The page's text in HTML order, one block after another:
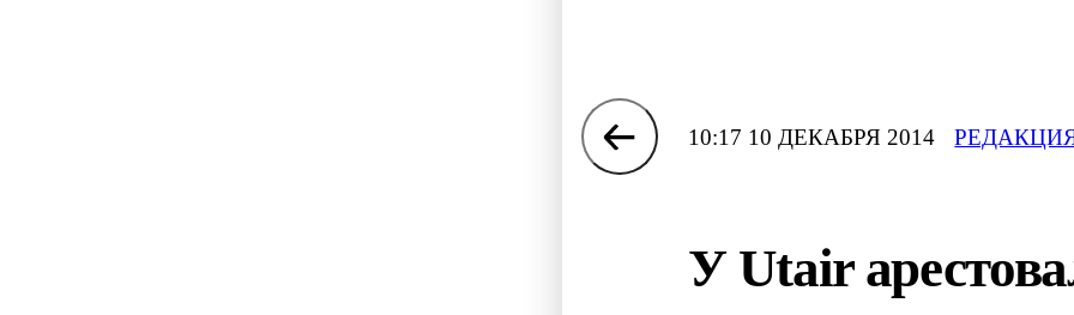
10:17 10 ДЕКАБРЯ 2014
У Utair